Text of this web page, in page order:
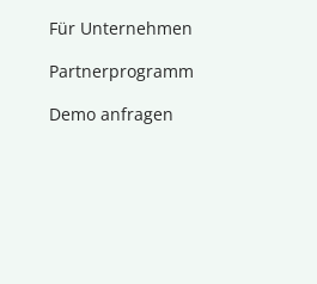
Für Unternehmen
Partnerprogramm
Demo anfragen